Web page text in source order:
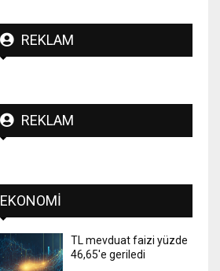
REKLAM
REKLAM
EKONOMI
TL mevduat faizi yüzde
46,65'e geriledi